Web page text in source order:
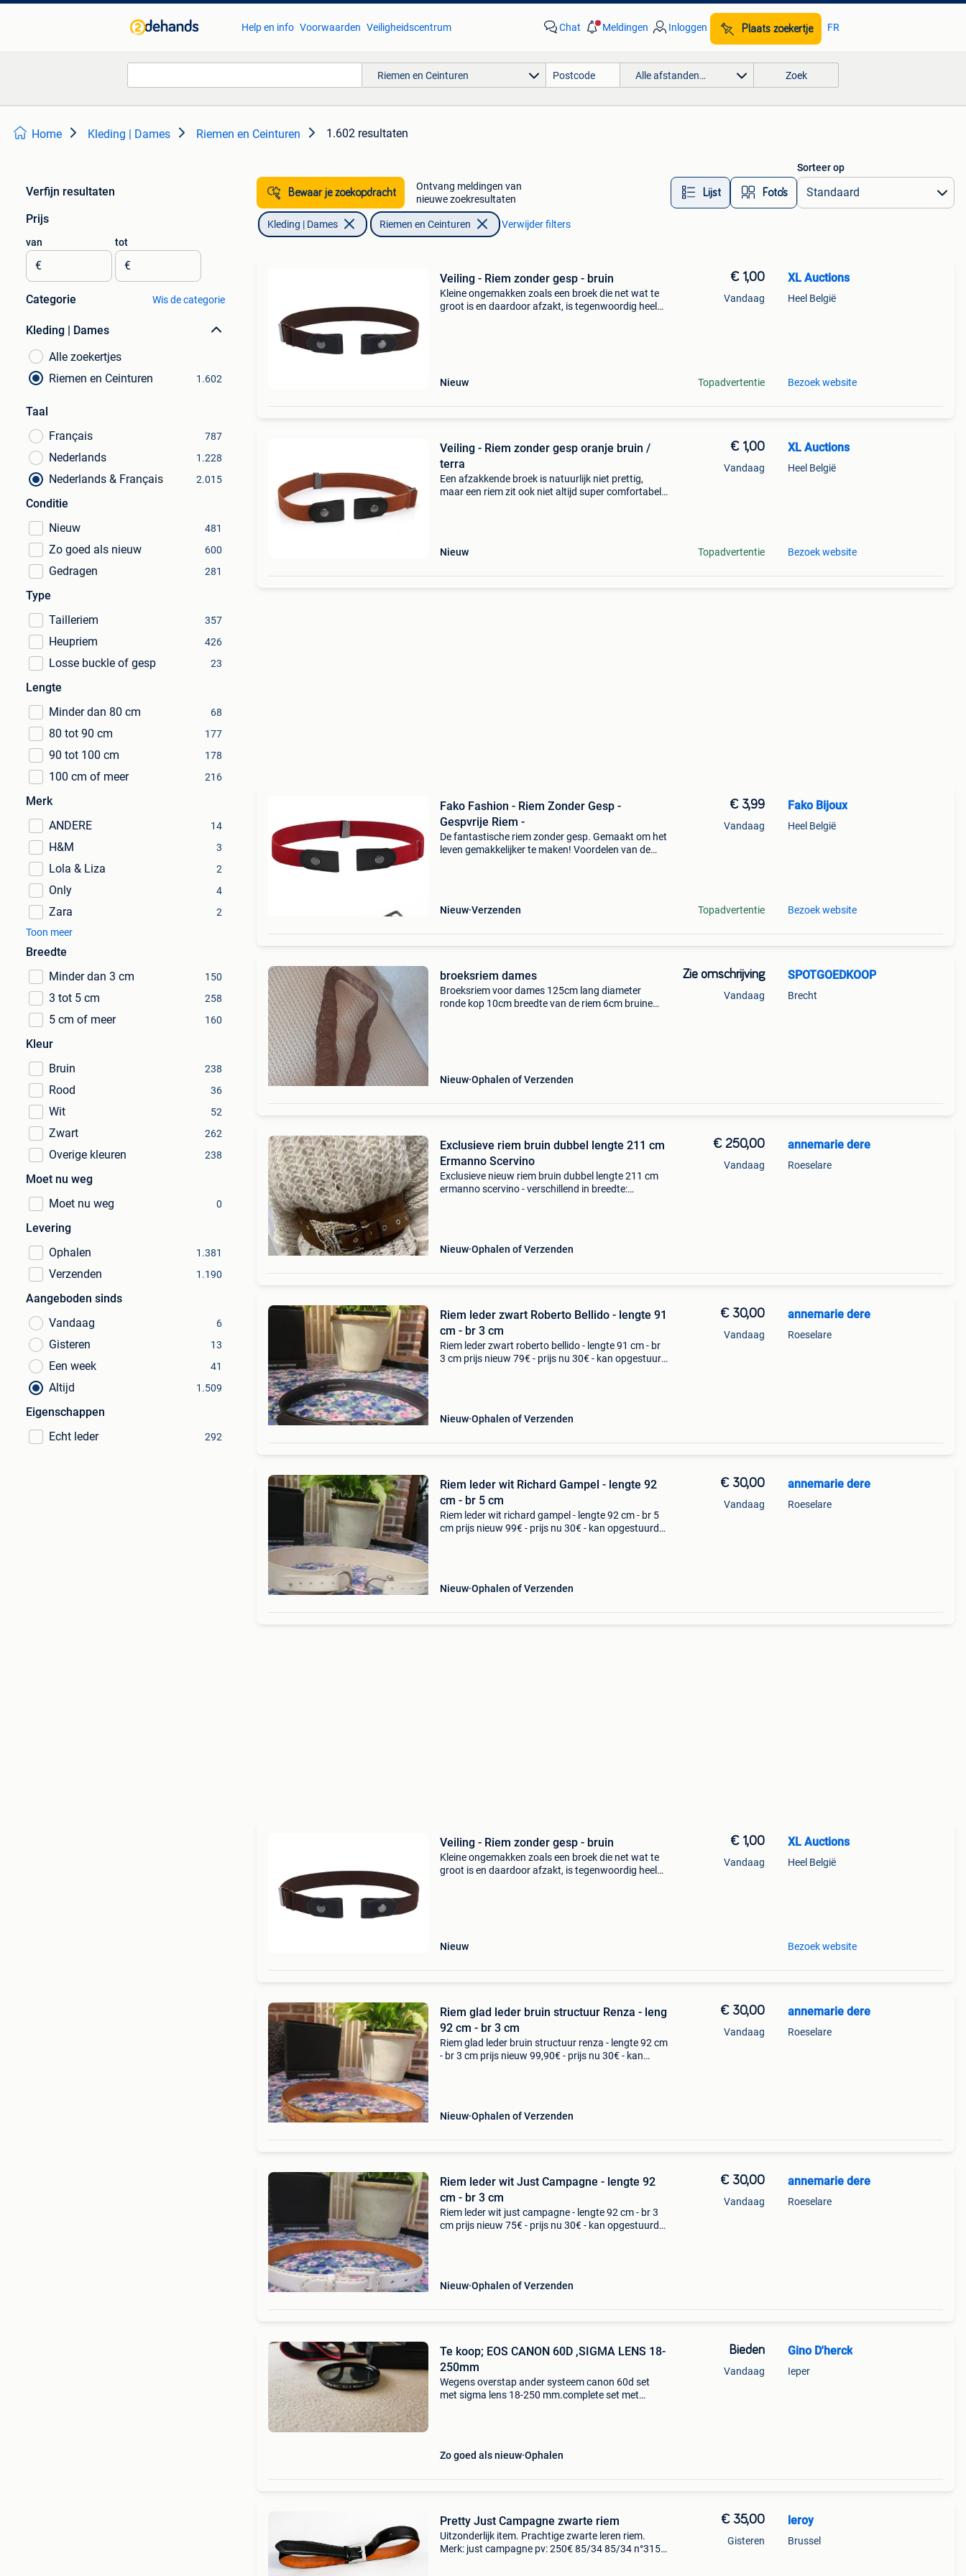
Help en info Voorwaarden Veiligheidscentrum Chat Meldingen Inloggen Plaats zoekertje FR
Riemen en Ceinturen Alle afstanden… Zoek
Home Kleding | Dames Riemen en Ceinturen 1.602 resultaten
Verfijn resultaten
Prijs
van
€
tot
€
Categorie Wis de categorie
Kleding | Dames
Alle zoekertjes
Riemen en Ceinturen
1.602
Taal
Français
787
Nederlands 1.228
Nederlands & Français 2.015
Conditie
Nieuw
481
Zo goed als nieuw 600
Gedragen 281
Type
Tailleriem
357
Heupriem 426
Losse buckle of gesp 23
Lengte
Minder dan 80 cm
68
80 tot 90 cm 177
90 tot 100 cm 178
100 cm of meer 216
Merk
ANDERE
14
H&M 3
Lola & Liza 2
Only 4
Zara
2
Toon meer
Breedte
Minder dan 3 cm
150
3 tot 5 cm 258
5 cm of meer 160
Kleur
Bruin
238
Rood 36
Wit 52
Zwart 262
Overige kleuren 238
Moet nu weg
Moet nu weg
0
Levering
Ophalen
1.381
Verzenden 1.190
Aangeboden sinds
Vandaag
6
Gisteren 13
Een week 41
Altijd 1.509
Eigenschappen
Echt leder
292
Bewaar je zoekopdracht
Ontvang meldingen van
nieuwe zoekresultaten
Lijst Foto’s
Sorteer op
Kleding | Dames Riemen en Ceinturen Verwijder filters
Veiling - Riem zonder gesp - bruin
Kleine ongemakken zoals een broek die net wat te
groot is en daardoor afzakt, is tegenwoordig heel
Nieuw
€ 1,00
Vandaag
Topadvertentie
XL Auctions
Heel België
Bezoek website
Veiling - Riem zonder gesp oranje bruin /
terra
Een afzakkende broek is natuurlijk niet prettig,
maar een riem zit ook niet altijd super comfortabel.
Nieuw
€ 1,00
Vandaag
Topadvertentie
XL Auctions
Heel België
Bezoek website
Fako Fashion - Riem Zonder Gesp -
Gespvrije Riem -
De fantastische riem zonder gesp. Gemaakt om het
leven gemakkelijker te maken! Voordelen van de
Nieuw Verzenden
€ 3,99
Vandaag
Topadvertentie
Fako Bijoux
Heel België
Bezoek website
broeksriem dames
Broeksriem voor dames 125cm lang diameter
ronde kop 10cm breedte van de riem 6cm bruine
Nieuw Ophalen of Verzenden
Zie omschrijving
Vandaag
SPOTGOEDKOOP
Brecht
Exclusieve riem bruin dubbel lengte 211 cm
Ermanno Scervino
Exclusieve nieuw riem bruin dubbel lengte 211 cm
ermanno scervino - verschillend in breedte:
Nieuw Ophalen of Verzenden
€ 250,00
Vandaag
annemarie dere
Roeselare
Riem leder zwart Roberto Bellido - lengte 91
cm - br 3 cm
Riem leder zwart roberto bellido - lengte 91 cm - br
3 cm prijs nieuw 79€ - prijs nu 30€ - kan opgestuurd
Nieuw Ophalen of Verzenden
€ 30,00
Vandaag
annemarie dere
Roeselare
Riem leder wit Richard Gampel - lengte 92
cm - br 5 cm
Riem leder wit richard gampel - lengte 92 cm - br 5
cm prijs nieuw 99€ - prijs nu 30€ - kan opgestuurd
Nieuw Ophalen of Verzenden
€ 30,00
Vandaag
annemarie dere
Roeselare
Veiling - Riem zonder gesp - bruin
Kleine ongemakken zoals een broek die net wat te
groot is en daardoor afzakt, is tegenwoordig heel
Nieuw
€ 1,00
Vandaag
XL Auctions
Heel België
Bezoek website
Riem glad leder bruin structuur Renza - leng
92 cm - br 3 cm
Riem glad leder bruin structuur renza - lengte 92 cm
- br 3 cm prijs nieuw 99,90€ - prijs nu 30€ - kan
Nieuw Ophalen of Verzenden
€ 30,00
Vandaag
annemarie dere
Roeselare
Riem leder wit Just Campagne - lengte 92
cm - br 3 cm
Riem leder wit just campagne - lengte 92 cm - br 3
cm prijs nieuw 75€ - prijs nu 30€ - kan opgestuurd
Nieuw Ophalen of Verzenden
€ 30,00
Vandaag
annemarie dere
Roeselare
Te koop; EOS CANON 60D ,SIGMA LENS 18-
250mm
Wegens overstap ander systeem canon 60d set
met sigma lens 18-250 mm.complete set met
Zo goed als nieuw Ophalen
Bieden
Vandaag
Gino D'herck
Ieper
Pretty Just Campagne zwarte riem
Uitzonderlijk item. Prachtige zwarte leren riem.
Merk: just campagne pv: 250€ 85/34 85/34 n°315
€ 35,00
Gisteren
leroy
Brussel